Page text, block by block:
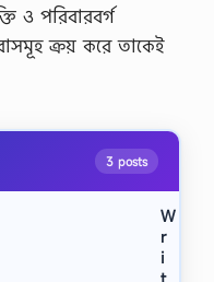
ও পরিবারবর্গ
ক্রয় করে তাকেই
3 posts
W
r
i